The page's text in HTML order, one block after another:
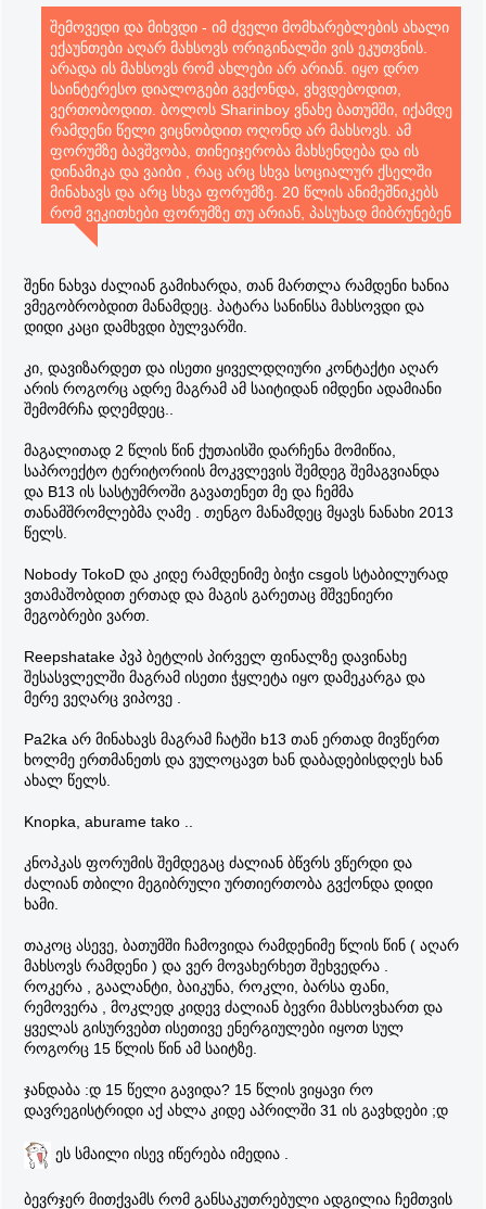
შემოვედი და მიხვდი - იმ ძველი მომხარებლების ახალი
ექაუნთები აღარ მახსოვს ორიგინალში ვის ეკუთვნის.
არადა ის მახსოვს რომ ახლები არ არიან. იყო დრო
საინტერესო დიალოგები გვქონდა, ვხვდებოდით,
ვერთობოდით. ბოლოს Sharinboy ვნახე ბათუმში, იქამდე
რამდენი წელი ვიცნობდით ოღონდ არ მახსოვს. ამ
ფორუმზე ბავშვობა, თინეიჯერობა მახსენდება და ის
დინამიკა და ვაიბი , რაც არც სხვა სოციალურ ქსელში
მინახავს და არც სხვა ფორუმზე. 20 წლის ანიმეშნიკებს
რომ ვეკითხები ფორუმზე თუ არიან, პასუხად მიბრუნებენ
რომ მილენიალები არ არიან, ჯენ ზი არიან უკვე. ხომ,
ახალგაზრდა უკვე აღარ ხარ. მაგრამ, იმასაც ვხვდები
რომ რაც ჩვენ გვქონდა ის უკვე ჩვენს შემდეგ თაობას
აღარ ექნება. ბოლო მატარებელში მოვასწარით შესვლა?
არ ვიცი, ალბათ ასეც არის. გავიზარდეთ, ზოგმა
გამელოტებაც მოვასწარით და დარჩა აქაურობა, ისე
როგორც წლების წინ იყო. ჩხუბიც ყოფილა და
უსიამოვნებაც, ეგ არაფერი, ტესტერონით გაჯერებული
ბიჭები უშენდნენ ერთურთს "ტკბილ" სიტყვებსაც და
მუშტებსაც. ამას სერიოზულად არც აღვიქვავ, რაც
მაფიქრებს და დღემდე მგრუზავს მიკოს წასვლაა. მიკოს
მე რეალურად ვიცნობდი, ვინც არ იცით საატესტატო
გამოცდების წინა პერიოდში მოიკლა თავი. დღემდე
მახსოვს თავზე გადაფარებული სუდარა, სახე იმდენად
ქონდა დაზიანებული. 18 წლის იყო მხოლოდ. ჰოდა ამ
ცქრიალა გოგოს გაუმარჯოს იქ სადაც არის. მე სულ
მახსოვს და არ მავიწყდება <3
ყველას წარმატებები თქვენს აწ უკვე ზდასრულ
ცხოვრებაში ფორუმელებო.
შენი ნახვა ძალიან გამიხარდა, თან მართლა რამდენი ხანია
ვმეგობრობდით მანამდეც. პატარა სანინსა მახსოვდი და
დიდი კაცი დამხვდი ბულვარში.
კი, დავიზარდეთ და ისეთი ყიველდღიური კონტაქტი აღარ
არის როგორც ადრე მაგრამ ამ საიტიდან იმდენი ადამიანი
შემომრჩა დღემდეც..
მაგალითად 2 წლის წინ ქუთაისში დარჩენა მომიწია,
საპროექტო ტერიტორიის მოკვლევის შემდეგ შემაგვიანდა
და B13 ის სასტუმროში გავათენეთ მე და ჩემმა
თანამშრომლებმა ღამე . თენგო მანამდეც მყავს ნანახი 2013
წელს.
Nobody TokoD და კიდე რამდენიმე ბიჭი csgoს სტაბილურად
ვთამაშობდით ერთად და მაგის გარეთაც მშვენიერი
მეგობრები ვართ.
Reepshatake პვპ ბეტლის პირველ ფინალზე დავინახე
შესასვლელში მაგრამ ისეთი ჭყლეტა იყო დამეკარგა და
მერე ვეღარც ვიპოვე .
Pa2ka არ მინახავს მაგრამ ჩატში b13 თან ერთად მივწერთ
ხოლმე ერთმანეთს და ვულოცავთ ხან დაბადებისდღეს ხან
ახალ წელს.
Knopka, aburame tako ..
კნოპკას ფორუმის შემდეგაც ძალიან ბწვრს ვწერდი და
ძალიან თბილი მეგიბრული ურთიერთობა გვქონდა დიდი
ხამი.
თაკოც ასევე, ბათუმში ჩამოვიდა რამდენიმე წლის წინ ( აღარ
მახსოვს რამდენი ) და ვერ მოვახერხეთ შეხვედრა .
როკერა , გაალანტი, ბაიკუნა, როკლი, ბარსა ფანი,
რემოვერა , მოკლედ კიდევ ძალიან ბევრი მახსოვხართ და
ყველას გისურვებთ ისეთივე ენერგიულები იყოთ სულ
როგორც 15 წლის წინ ამ საიტზე.
ჯანდაბა :დ 15 წელი გავიდა? 15 წლის ვიყავი რო
დავრეგისტრიდი აქ ახლა კიდე აპრილში 31 ის გავხდები ;დ
ეს სმაილი ისევ იწერება იმედია .
ბევრჯერ მითქვამს რომ განსაკუთრებული ადგილია ჩემთვის